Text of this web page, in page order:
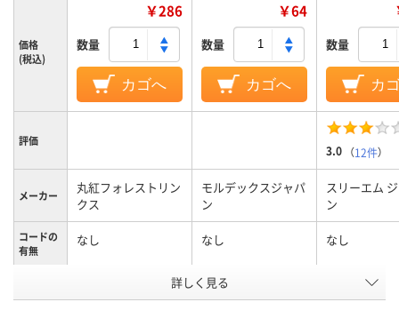
価格
(税込)
￥286
数量
カゴへ
￥64
数量
カゴへ
数量
カ
評価
3.0 （12件）
メーカー
丸紅フォレストリン
クス
モルデックスジャパ
ン
スリーエム
ン
コードの
有無
なし なし なし
材質
ポリウレタン
タン、ポリウ
詳しく見る